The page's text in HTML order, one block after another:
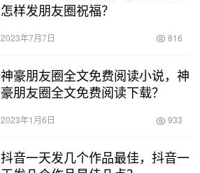
怎样发朋友圈祝福？
2023年7月7日 816
神豪朋友圈全文免费阅读小说，神
豪朋友圈全文免费阅读下载？
2023年1月6日 933
抖音一天发几个作品最佳，抖音一